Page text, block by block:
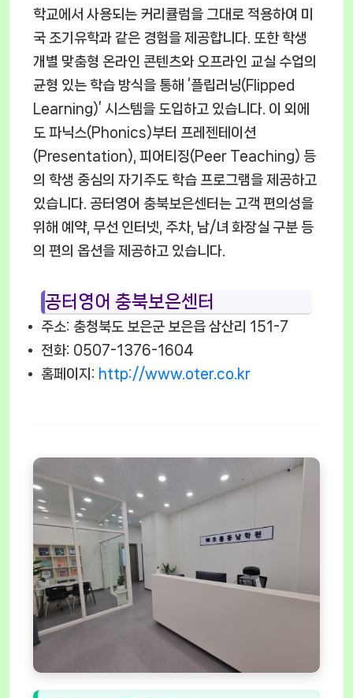
학교에서 사용되는 커리큘럼을 그대로 적용하여 미
국 조기유학과 같은 경험을 제공합니다. 또한 학생
개별 맞춤형 온라인 콘텐츠와 오프라인 교실 수업의
균형 있는 학습 방식을 통해 ‘플립러닝(Flipped
Learning)’ 시스템을 도입하고 있습니다. 이 외에
도 파닉스(Phonics)부터 프레젠테이션
(Presentation), 피어티징(Peer Teaching) 등
의 학생 중심의 자기주도 학습 프로그램을 제공하고
있습니다. 공터영어 충북보은센터는 고객 편의성을
위해 예약, 무선 인터넷, 주차, 남/녀 화장실 구분 등
의 편의 옵션을 제공하고 있습니다.
공터영어 충북보은센터
주소: 충청북도 보은군 보은읍 삼산리 151-7
전화: 0507-1376-1604
홈페이지: http://www.oter.co.kr